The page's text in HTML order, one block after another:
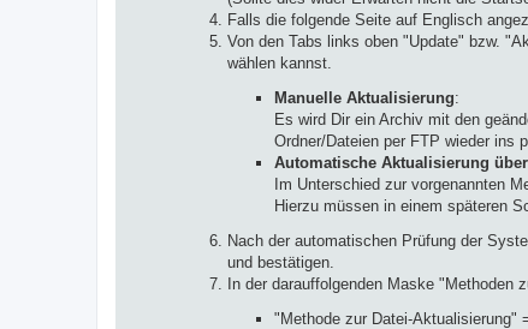
Falls die folgende Seite auf Englisch
Von den Tabs links oben "Update" bzw.
wählen kannst.
Manuelle Aktualisierung:
Es wird Dir ein Archiv mit den
Ordner/Dateien per FTP wieder ins
Automatische Aktualisierung
Im Unterschied zur vorgenannten
Hierzu müssen in einem späteren
Nach der automatischen Prüfung der
und bestätigen.
In der darauffolgenden Maske "Methoden
"Methode zur Datei-Aktualisierung"